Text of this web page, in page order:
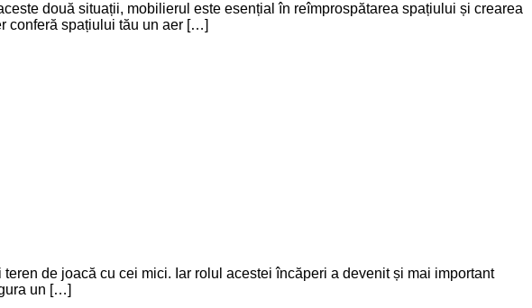
două situații, mobilierul este esențial în reîmprospătarea spațiului și crearea
conferă spațiului tău un aer […]
de joacă cu cei mici. Iar rolul acestei încăperi a devenit și mai important
un […]